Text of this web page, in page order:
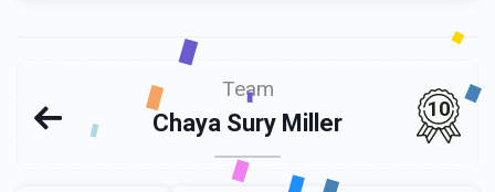
Team
Chaya Sury Miller
10